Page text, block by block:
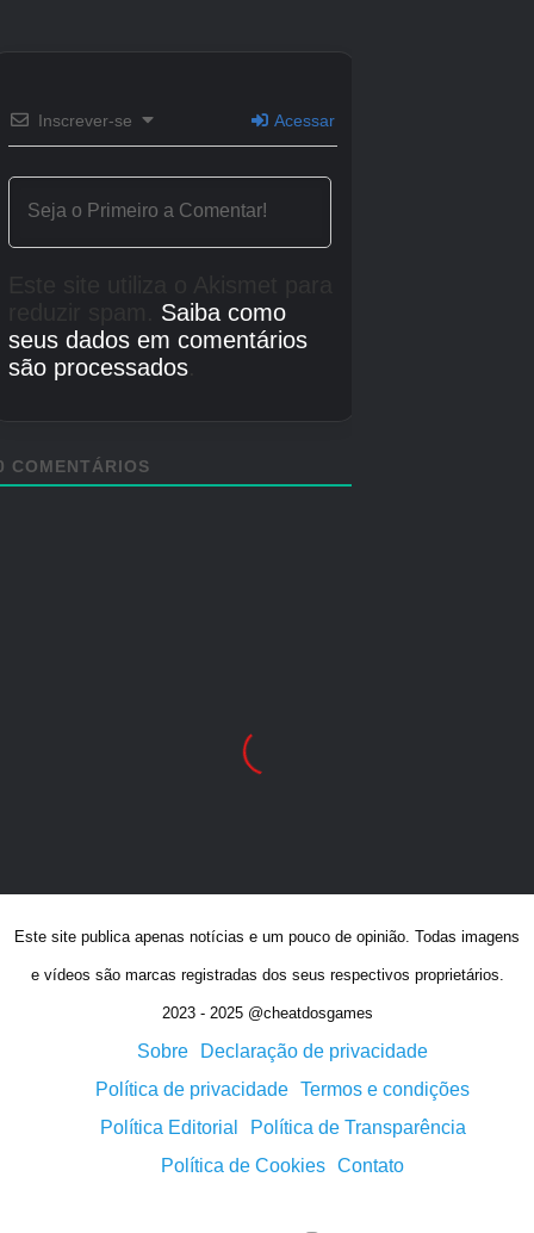
Este site publica apenas notícias e um pouco de opinião. Todas imagens
e vídeos são marcas registradas dos seus respectivos proprietários.
2023 - 2025 @cheatdosgames
Sobre
Declaração de privacidade
Política de privacidade Termos e condições
Política Editorial
Política de Transparência
Política de Cookies Contato